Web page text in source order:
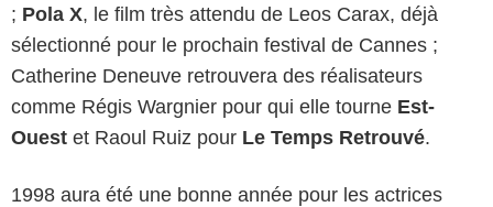
; Pola X, le film très attendu de Leos Carax, déjà
sélectionné pour le prochain festival de Cannes ;
Catherine Deneuve retrouvera des réalisateurs
comme Régis Wargnier pour qui elle tourne Est-
Ouest et Raoul Ruiz pour Le Temps Retrouvé.
1998 aura été une bonne année pour les actrices